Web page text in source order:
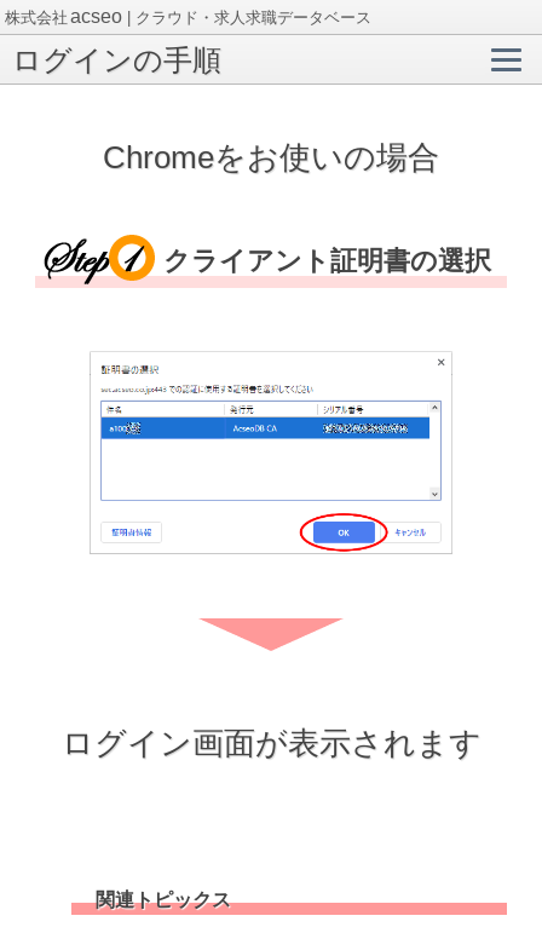
ログインの手順
Chromeをお使いの場合
クライアント証明書の選択
ログイン画面が表示されます
関連トピックス
株式会社 acseo | クラウド・求人求職データベース